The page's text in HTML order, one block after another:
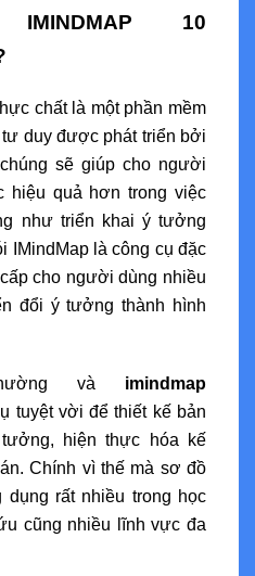
10
chất là một phần mềm
duy được phát triển bởi
sẽ giúp cho người
hiệu quả hơn trong việc
như triển khai ý tưởng
IMindMap là công cụ đặc
cho người dùng nhiều
đổi ý tưởng thành hình
và imindmap
tuyệt vời để thiết kế bản
hiện thực hóa kế
Chính vì thế mà sơ đồ
rất nhiều trong học
cũng nhiều lĩnh vực đa